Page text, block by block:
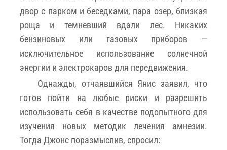
двор с парком и беседками, пара озер, близкая
роща и темневший вдали лес. Никаких
бензиновых или газовых приборов —
исключительное использование солнечной
энергии и электрокаров для передвижения.
Однажды, отчаявшийся Янис заявил, что
готов пойти на любые риски и разрешить
использовать себя в качестве подопытного для
изучения новых методик лечения амнезии.
Тогда Джонс поразмыслив, спросил: